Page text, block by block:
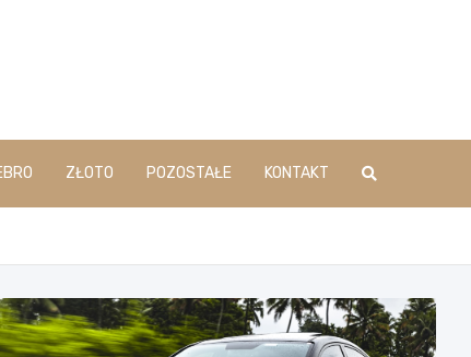
ZŁOTO POZOSTAŁE KONTAKT